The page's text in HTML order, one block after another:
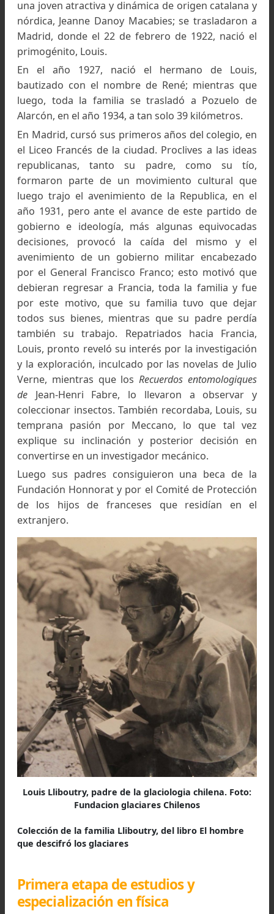
La Primera Guerra Mundial, hizo que Jacques
padre de Louis), por una necesidad del
Francia, fuera movilizado como piloto
reconocimiento militar y se destacó en
aéreos sobre el río Somme, actividad ésta
cual, le otorgaron una medalla militar, por
desempeño.
En el año 1920, Jacques, se casó en Perpiñán,
una joven atractiva y dinámica de origen
nórdica, Jeanne Danoy Macabies; se
Madrid, donde el 22 de febrero de 1922,
primogénito, Louis.
En el año 1927, nació el hermano de
bautizado con el nombre de René; mientras
luego, toda la familia se trasladó a Pozuelo
Alarcón, en el año 1934, a tan solo 39 kilómetros.
En Madrid, cursó sus primeros años del colegio,
el Liceo Francés de la ciudad. Proclives a las
republicanas, tanto su padre, como su
formaron parte de un movimiento cultural
luego trajo el avenimiento de la Republica,
año 1931, pero ante el avance de este partido
gobierno e ideología, más algunas
decisiones, provocó la caída del mismo y
avenimiento de un gobierno militar
por el General Francisco Franco; esto motivó
debieran regresar a Francia, toda la familia y
por este motivo, que su familia tuvo que
todos sus bienes, mientras que su padre
también su trabajo. Repatriados hacia
Louis, pronto reveló su interés por la
y la exploración, inculcado por las novelas de
Verne, mientras que losRecuerdos
deJean-Henri Fabre, lo llevaron a
coleccionar insectos. También recordaba, Louis,
temprana pasión por Meccano, lo que tal
explique su inclinación y posterior decisión
convertirse en un investigador mecánico.
Luego sus padres consiguieron una beca
Fundación Honnorat y por el Comité de
de los hijos de franceses que residían en
extranjero.